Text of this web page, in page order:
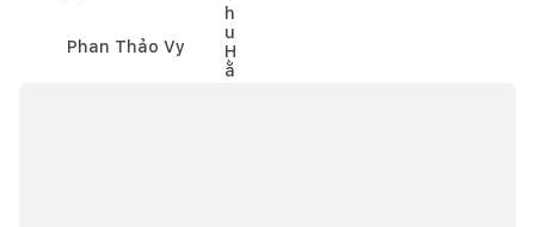
Phan Thảo Vy